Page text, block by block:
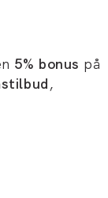
5% bonus på
,